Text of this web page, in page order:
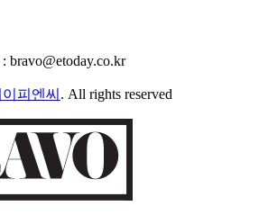
피엔씨 . All rights reserved